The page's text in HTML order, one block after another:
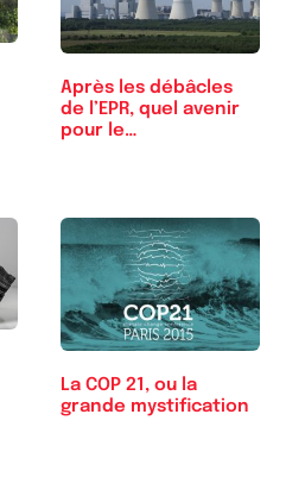
Après les débâcles
de l’EPR, quel avenir
pour le…
La COP 21, ou la
grande mystification